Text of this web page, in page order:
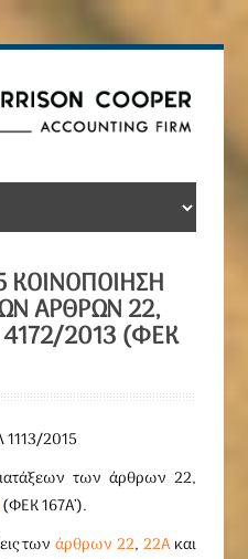
ΚΟΙΝΟΠΟΊΗΣΗ
ΆΡΘΡΩΝ 22,
2013 (ΦΕΚ
1113/2015
των άρθρων 22,
(ΦΕΚ 167Α’).
τωνάρθρων 22, 22Ακαι